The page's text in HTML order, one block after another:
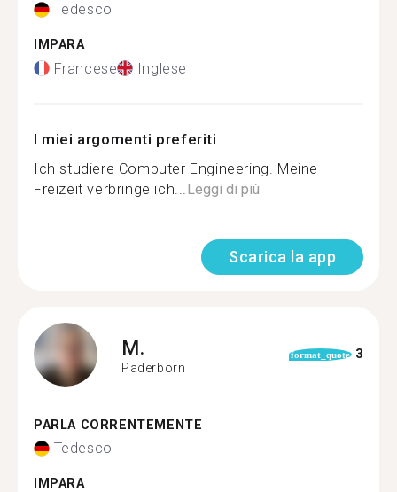
Tedesco
IMPARA
Francese Inglese
I miei argomenti preferiti
Ich studiere Computer Engineering. Meine
Freizeit verbringe ich... Leggi di più
Scarica la app
M.
Paderborn
format_quote 3
PARLA CORRENTEMENTE
Tedesco
IMPARA